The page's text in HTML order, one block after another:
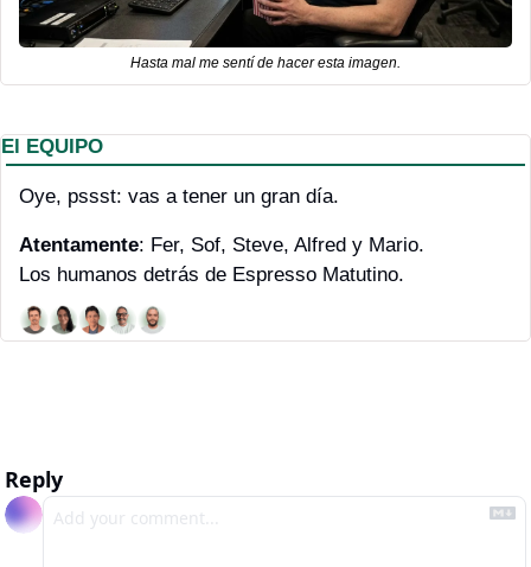
Hasta mal me sentí de hacer esta imagen.
El EQUIPO
Oye, pssst: vas a tener un gran día.
Atentamente: Fer, Sof, Steve, Alfred y Mario.
Los humanos detrás de Espresso Matutino.
Reply